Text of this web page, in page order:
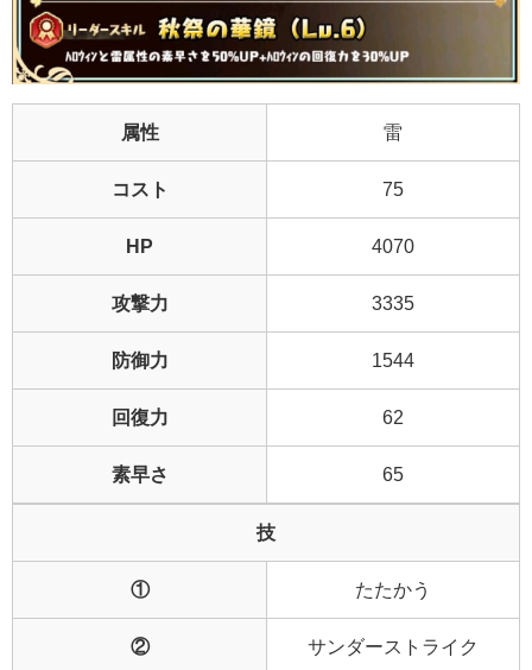
属性 雷
コスト 75
HP 4070
攻撃力 3335
防御力 1544
回復力 62
素早さ 65
技
① たたかう
② サンダーストライク